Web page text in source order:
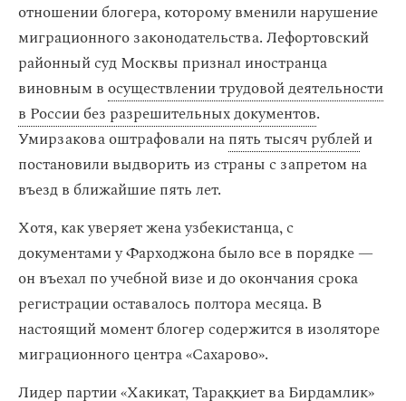
отношении блогера, которому вменили нарушение
миграционного законодательства. Лефортовский
районный суд Москвы признал иностранца
виновным в осуществлении трудовой деятельности
в России без разрешительных документов.
Умирзакова оштрафовали напять тысяч рублейи
постановили выдворить из страны с запретом на
въезд в ближайшие пять лет.
Хотя, как уверяет жена узбекистанца, с
документами у Фарходжона было все в порядке —
он въехал по учебной визе и до окончания срока
регистрации оставалось полтора месяца. В
настоящий момент блогер содержится в изоляторе
миграционного центра «Сахарово».
Лидер партии «Хакикат, Тараққиет ва Бирдамлик»